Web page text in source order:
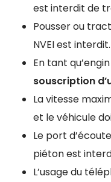
est interdit de
Pousser ou
NVEI est interdit.
En tant
souscription
La vitesse
et le véhicule
Le port
piéton est
L’usage du